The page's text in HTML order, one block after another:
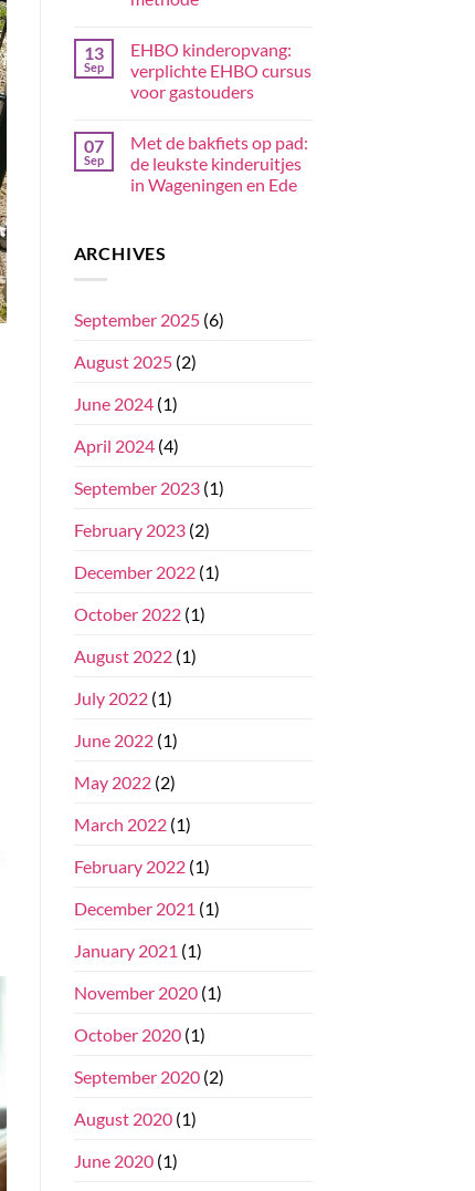
13
Sep
EHBO kinderopvang:
verplichte EHBO cursus
voor gastouders
07
Sep
Met de bakfiets op pad:
de leukste kinderuitjes
in Wageningen en Ede
ARCHIVES
September 2025(6)
August 2025(2)
June 2024(1)
April 2024(4)
September 2023(1)
February 2023(2)
December 2022(1)
October 2022(1)
August 2022(1)
July 2022(1)
June 2022(1)
May 2022(2)
March 2022(1)
February 2022(1)
December 2021 (1)
January 2021 (1)
November 2020(1)
October 2020(1)
September 2020(2)
August 2020(1)
June 2020(1)